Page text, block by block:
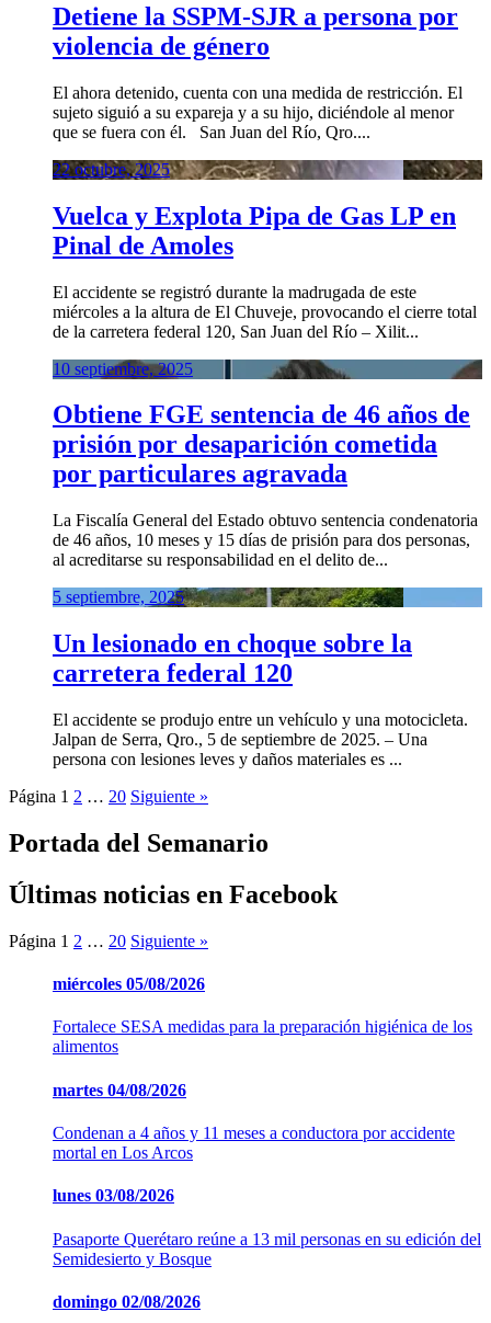
Detiene la SSPM-SJR a persona por
violencia de género
El ahora detenido, cuenta con una medida de restricción. El
sujeto siguió a su expareja y a su hijo, diciéndole al menor
que se fuera con él. San Juan del Río, Qro....
22 octubre, 2025
Vuelca y Explota Pipa de Gas LP en
Pinal de Amoles
El accidente se registró durante la madrugada de este
miércoles a la altura de El Chuveje, provocando el cierre total
de la carretera federal 120, San Juan del Río – Xilit...
10 septiembre, 2025
Obtiene FGE sentencia de 46 años de
prisión por desaparición cometida
por particulares agravada
La Fiscalía General del Estado obtuvo sentencia condenatoria
de 46 años, 10 meses y 15 días de prisión para dos personas,
al acreditarse su responsabilidad en el delito de...
5 septiembre, 2025
Un lesionado en choque sobre la
carretera federal 120
El accidente se produjo entre un vehículo y una motocicleta.
Jalpan de Serra, Qro., 5 de septiembre de 2025. – Una
persona con lesiones leves y daños materiales es ...
Página 1 2 … 20 Siguiente »
Portada del Semanario
Últimas noticias en Facebook
Página 1 2 … 20 Siguiente »
miércoles 05/08/2026
Fortalece SESA medidas para la preparación higiénica de los
alimentos
martes 04/08/2026
Condenan a 4 años y 11 meses a conductora por accidente
mortal en Los Arcos
lunes 03/08/2026
Pasaporte Querétaro reúne a 13 mil personas en su edición del
Semidesierto y Bosque
domingo 02/08/2026